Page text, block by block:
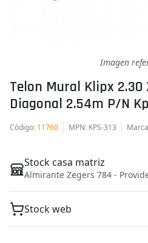
Imagen
Telon Mural Klipx 2.30
Diagonal 2.54m P/n
Código: 11760 MPN: KPS-313 Marca
Stock casa matriz
Almirante Zegers 784 -
Stock web